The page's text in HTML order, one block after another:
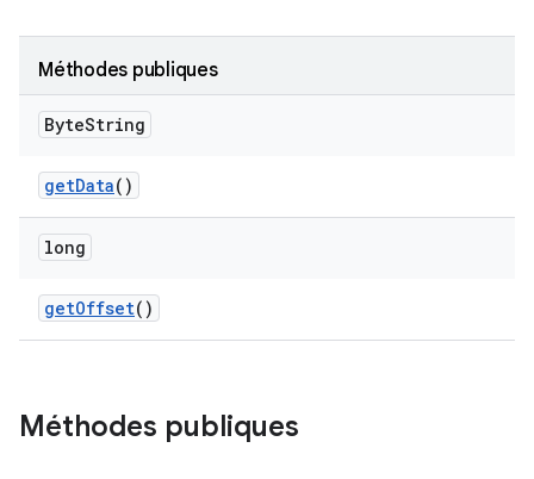
Méthodes publiques
ByteString
getData()
long
getOffset()
Méthodes publiques